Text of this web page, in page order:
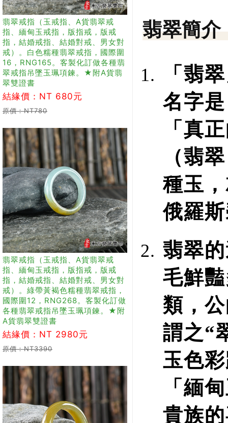
翡翠戒指（玉戒指、A貨翡翠戒
指、緬甸玉戒指，版指戒，版戒
指，結婚戒指、結婚對戒、男女對
戒）。白色糯種翡翠戒指，國際圍
16，RNG165。客製化訂做各種翡
翠戒指吊墜玉珮項鍊。★附A貨翡
翠雙證書
結緣價：NT 680元
原價：NT780
翡翠戒指（玉戒指、A貨翡翠戒
指、緬甸玉戒指，版指戒，版戒
指，結婚戒指、結婚對戒、男女對
戒）。綠帶黃褐色糯種翡翠戒指，
國際圍12，RNG268。客製化訂做
各種翡翠戒指吊墜玉珮項鍊。★附
A貨翡翠雙證書
結緣價：NT 2980元
原價：NT3390
翡翠簡介
「翡
名字
「真
（翡
種玉
俄羅
翡翠
毛鮮
類，
謂之“
玉色
「緬
貴族